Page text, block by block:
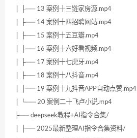
│ ├── 13 案例十三链家房源.mp4
│ ├── 14 案例十四招聘网站.mp4
│ ├── 15 案例十五豆瓣.mp4
│ ├── 16 案例十六好看视频.mp4
│ ├── 17 案例十七虎牙.mp4
│ ├── 18 案例十八抖音.mp4
│ ├── 19 案例十九抖音APP自动点赞.mp4
│ └── 20 案例二十飞卢小说.mp4
├── deepseek教程+AI指令合集/
│ ├── 2025最新整理AI指令合集资料/